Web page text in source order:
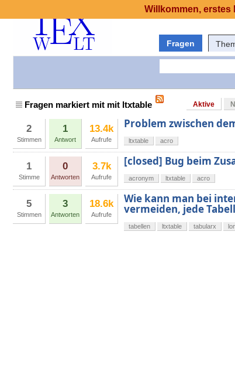
Fragen
Fragen markiert mit mit ltxtable Aktive
2
Stimmen
1
Antwort
13.4k
Aufrufe
Problem zwischen
ltxtable acro
1
Stimme
0
Antworten
3.7k
Aufrufe
[closed] Bug beim
acronym ltxtable acro
5
Stimmen
3
Antworten
18.6k
Aufrufe
Wie kann man bei
vermeiden, jede
tabellen ltxtable tabularx
Willkommen, erstes